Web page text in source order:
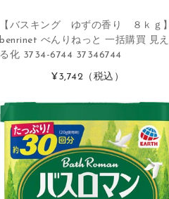
【バスキング ゆずの香り ８ｋｇ】
benrinet べんりねっと 一括購買 見え
る化 3734-6744 37346744
¥3,742 （税込）